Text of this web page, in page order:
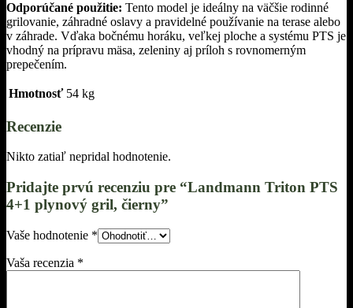
Odporúčané použitie: Tento model je ideálny na väčšie rodinné
grilovanie, záhradné oslavy a pravidelné používanie na terase alebo
v záhrade. Vďaka bočnému horáku, veľkej ploche a systému PTS je
vhodný na prípravu mäsa, zeleniny aj príloh s rovnomerným
prepečením.
Hmotnosť 54 kg
Recenzie
Nikto zatiaľ nepridal hodnotenie.
Pridajte prvú recenziu pre “Landmann Triton PTS
4+1 plynový gril, čierny”
Vaše hodnotenie *
Vaša recenzia *